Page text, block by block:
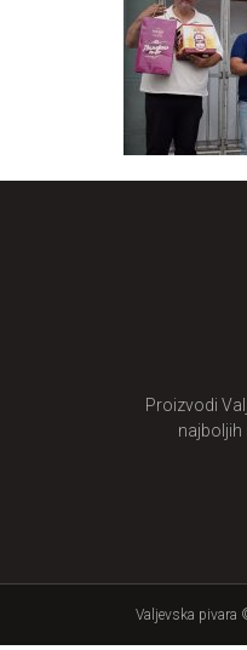
Proizvodi
najboljih
Valjevska pivara